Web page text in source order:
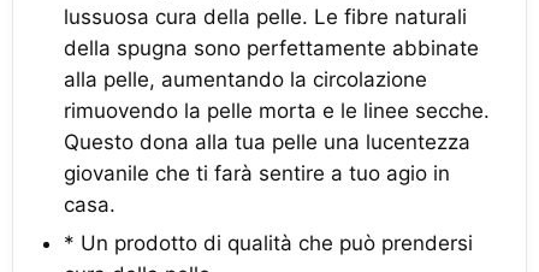
lussuosa cura della pelle. Le fibre naturali
della spugna sono perfettamente abbinate
alla pelle, aumentando la circolazione
rimuovendo la pelle morta e le linee secche.
Questo dona alla tua pelle una lucentezza
giovanile che ti farà sentire a tuo agio in
casa.
* Un prodotto di qualità che può prendersi